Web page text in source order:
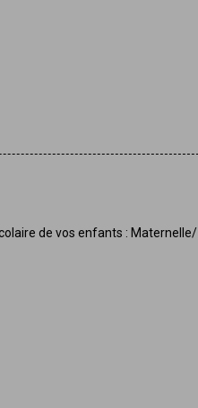
de vos enfants : Maternelle/